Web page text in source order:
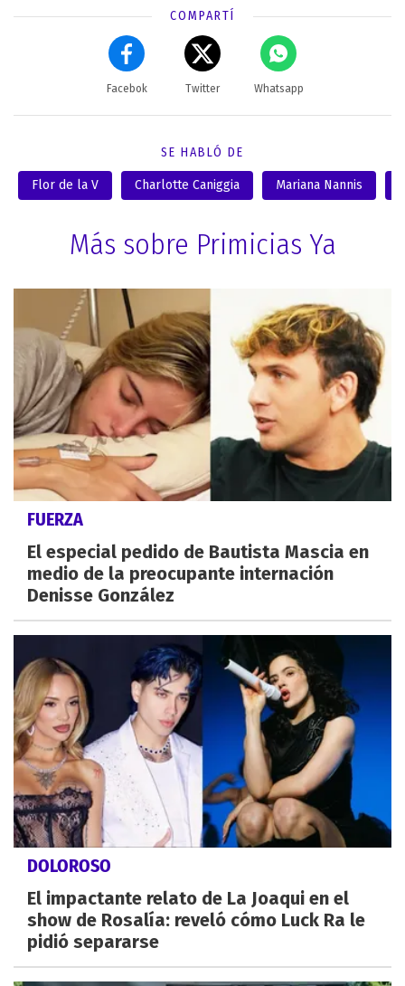
COMPARTÍ
Facebok Twitter Whatsapp
SE HABLÓ DE
Flor de la V Charlotte Caniggia Mariana Nannis
Más sobre Primicias Ya
FUERZA
El especial pedido de Bautista Mascia en
medio de la preocupante internación
Denisse González
DOLOROSO
El impactante relato de La Joaqui en el
show de Rosalía: reveló cómo Luck Ra le
pidió separarse